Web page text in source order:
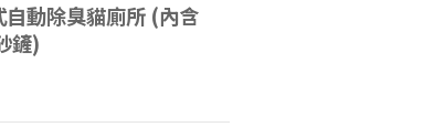
動除臭貓廁所 (內含
鏟)